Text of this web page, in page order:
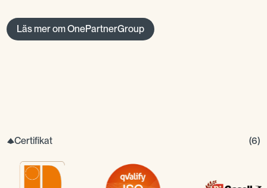
Läs mer om OnePartnerGroup
Certifikat (6)